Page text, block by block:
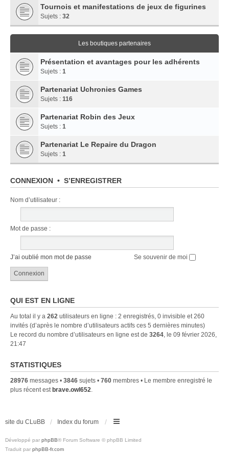
Tournois et manifestations de jeux de figurines
Sujets : 32
Les boutiques partenaires
Présentation et avantages pour les adhérents
Sujets : 1
Partenariat Uchronies Games
Sujets : 116
Partenariat Robin des Jeux
Sujets : 1
Partenariat Le Repaire du Dragon
Sujets : 1
CONNEXION • S’ENREGISTRER
Nom d’utilisateur :
Mot de passe :
J’ai oublié mon mot de passe Se souvenir de moi
QUI EST EN LIGNE
Au total il y a 262 utilisateurs en ligne : 2 enregistrés, 0 invisible et 260
invités (d’après le nombre d’utilisateurs actifs ces 5 dernières minutes)
Le record du nombre d’utilisateurs en ligne est de 3264, le 09 février 2026,
21:47
STATISTIQUES
28976 messages • 3846 sujets • 760 membres • Le membre enregistré le
plus récent estbrave.owl652.
site du CLuBB Index du forum
Développé par phpBB® Forum Software © phpBB Limited
Traduit par phpBB-fr.com